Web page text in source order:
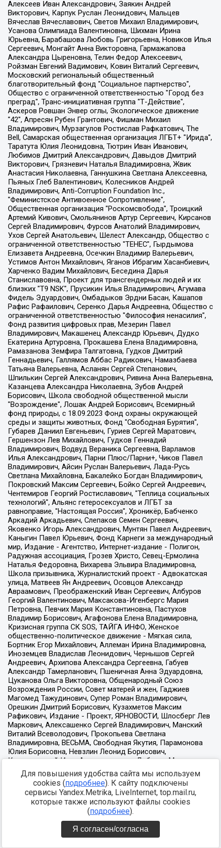
Для повышения удобства сайта мы используем
cookies (подробнее). К сайту подключены
сервисы Yandex.Metrika, LiveInternet, top.mail.ru,
которые также используют файлы cookies
(подробнее).
Я согласен/согласна